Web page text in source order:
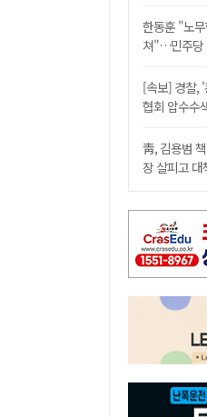
한동훈 "노
쳐"…민주당
[속보] 경찰,
협회 압수수
靑, 김용범
장 살피고